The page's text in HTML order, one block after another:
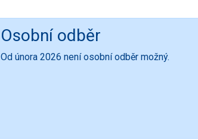
Osobní odběr
Od února 2026 není osobní odběr možný.